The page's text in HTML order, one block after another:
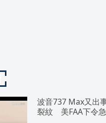
波音737 Max又出
裂紋 美FAA下令